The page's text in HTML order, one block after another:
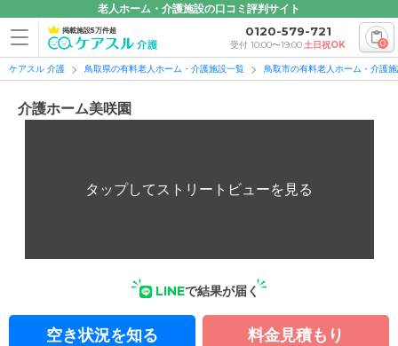
老人ホーム・介護施設の口コミ評判サイト
掲載施設5万件超 0120-579-721
受付 10:00〜19:00土日祝OK 0
ケアスル 介護 鳥取県の有料老人ホーム・介護施設一覧 鳥取市の有料老人ホーム・介護
介護ホーム美咲園
LINEで結果が届く
空き状況を知る 料金見積もり